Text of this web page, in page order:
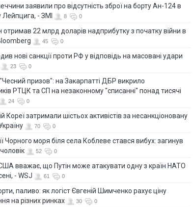
заявили про відсутність зброї на борту Ан-124 в
Лейпцига, - ЗМІ
8 0
отримав 22 млрд доларів надприбутку з початку війни в
45 0
нові санкції проти РФ у відповідь на масовані удари
23 0
призов": на Закарпатті ДБР викрило
РТЦК та СП на незаконному "списанні" понад тисячі
24 0
Кореї затримали шістьох активістів за несанкціоновану
70 0
Чорного моря біля села Коблеве стався вибух: загинув
52 0
вважає, що Путін може атакувати одну з країн НАТО
- WSJ
61 0
паливо: як логіст Євгеній Шимченко рахує ціну
на різних ринках
30 0